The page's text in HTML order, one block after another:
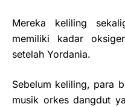
Mereka keliling
memiliki kadar
setelah Yordania.
Sebelum keliling, para
musik orkes dangdut